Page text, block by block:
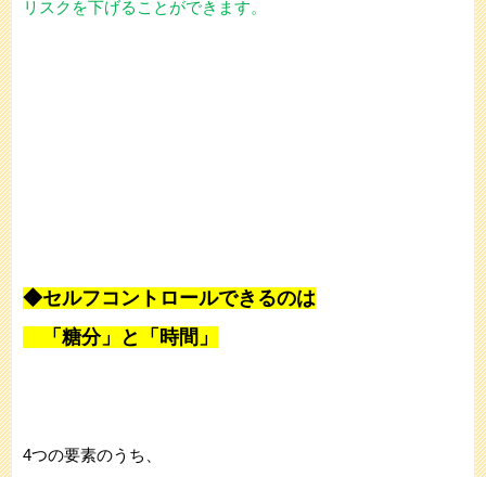
リスクを下げることができます。
◆セルフコントロールできるのは
「糖分」と「時間」
4つの要素のうち、